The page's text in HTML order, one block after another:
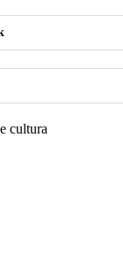
cultura